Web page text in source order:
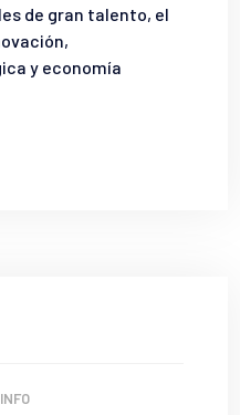
de gran talento, el
y economía